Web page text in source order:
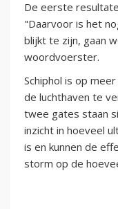
De eerste
"Daarvoor is het
blijkt te zijn, gaan
woordvoerster.
Schiphol is op
de luchthaven te
twee gates staan
inzicht in hoeveel
is en kunnen de
storm op de